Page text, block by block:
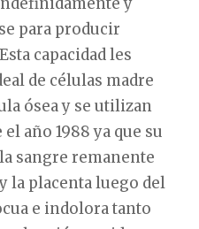
para producir
capacidad les
de células madre
ósea y se utilizan
año 1988 ya que su
sangre remanente
la placenta luego del
e indolora tanto